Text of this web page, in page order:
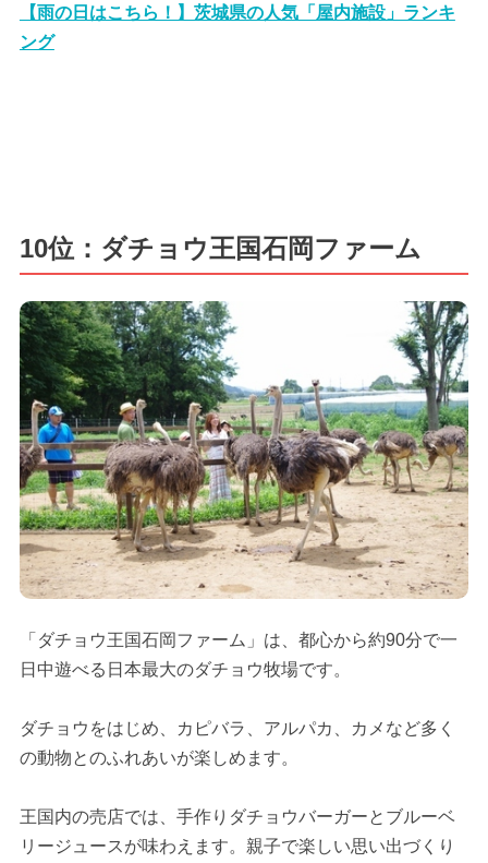
【雨の日はこちら！】茨城県の人気「屋内施設」ランキ
ング
10位：ダチョウ王国石岡ファーム
「ダチョウ王国石岡ファーム」は、都心から約90分で一
日中遊べる日本最大のダチョウ牧場です。
ダチョウをはじめ、カピバラ、アルパカ、カメなど多く
の動物とのふれあいが楽しめます。
王国内の売店では、手作りダチョウバーガーとブルーベ
リージュースが味わえます。親子で楽しい思い出づくり